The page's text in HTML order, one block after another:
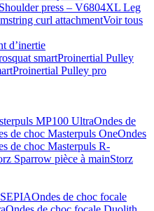
press – V6804XL Leg
curl attachmentVoir tous
d’inertie
smartProinertial Pulley
Proinertial Pulley pro
MP100 UltraOndes de
de choc Masterpuls OneOndes
de choc Masterpuls R-
Sparrow pièce à mainStorz
Ondes de choc focale